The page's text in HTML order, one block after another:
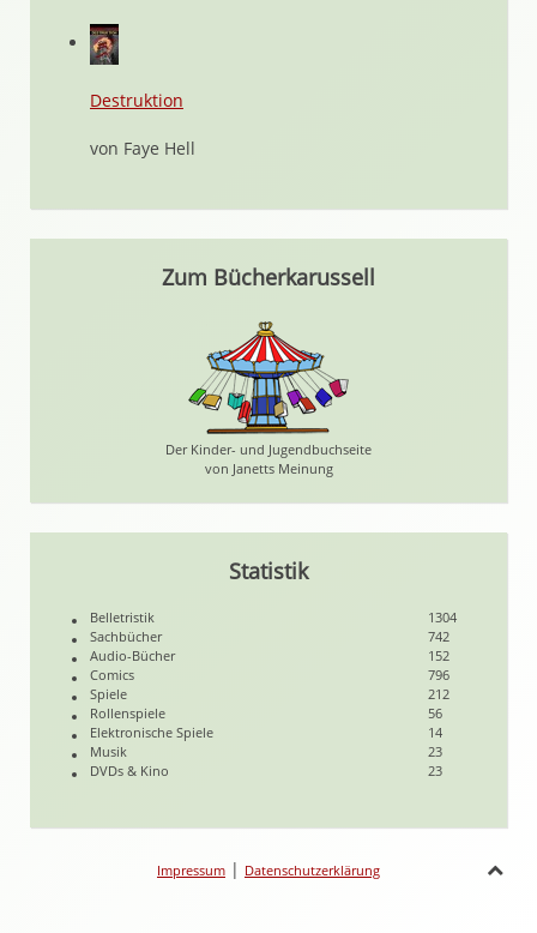
Destruktion
von Faye Hell
Zum Bücherkarussell
Der Kinder- und Jugendbuchseite
von Janetts Meinung
Statistik
Belletristik
1304
Sachbücher
742
Audio-Bücher
152
Comics
796
Spiele
212
Rollenspiele
56
Elektronische Spiele
14
Musik
23
DVDs & Kino
23
Impressum | Datenschutzerklärung